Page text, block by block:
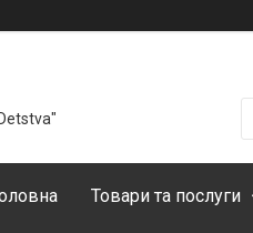
Товари та послуги